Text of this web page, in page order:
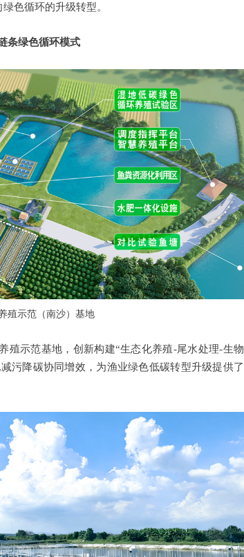
色循环的升级转型。
条绿色循环模式
殖示范（南沙）基地
殖示范基地，创新构建“生态化养殖-尾水处理-生物
污降碳协同增效，为渔业绿色低碳转型升级提供了